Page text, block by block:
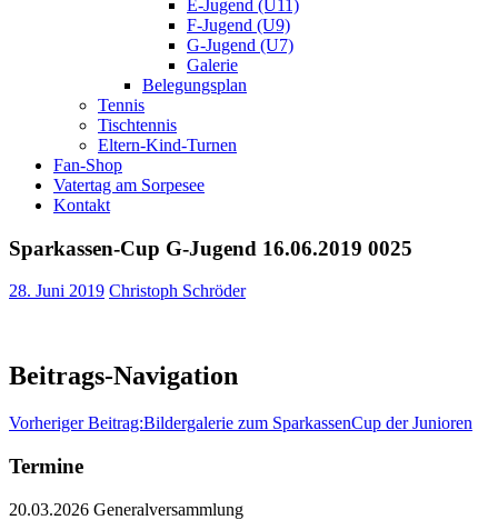
E-Jugend (U11)
F-Jugend (U9)
G-Jugend (U7)
Galerie
Belegungsplan
Tennis
Tischtennis
Eltern-Kind-Turnen
Fan-Shop
Vatertag am Sorpesee
Kontakt
Sparkassen-Cup G-Jugend 16.06.2019 0025
28. Juni 2019 Christoph Schröder
Beitrags-Navigation
Vorheriger Beitrag:Bildergalerie zum SparkassenCup der Junioren
Termine
20.03.2026 Generalversammlung